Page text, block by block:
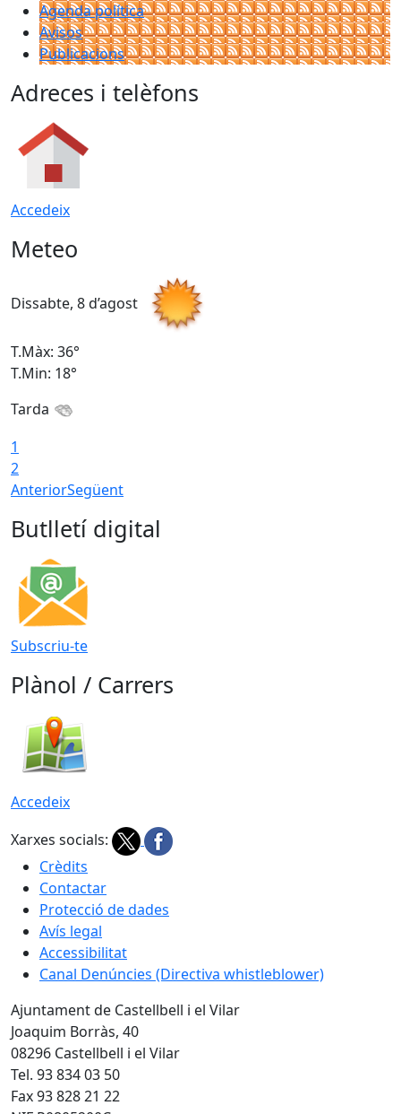
Agenda política
Avisos
Publicacions
Adreces i telèfons
Accedeix
Meteo
Dissabte, 8 d’agost
T.Màx: 36°
T.Min: 18°
Tarda
1
2
AnteriorSegüent
Butlletí digital
Subscriu-te
Plànol / Carrers
Accedeix
Xarxes socials:
Crèdits
Contactar
Protecció de dades
Avís legal
Accessibilitat
Canal Denúncies (Directiva whistleblower)
Ajuntament de Castellbell i el Vilar
Joaquim Borràs, 40
08296 Castellbell i el Vilar
Tel. 93 834 03 50
Fax 93 828 21 22